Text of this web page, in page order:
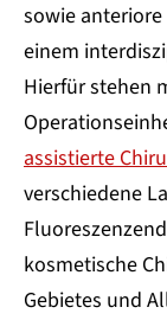
sowie
einem
Hierfür stehen
assistierte
verschiedene
kosmetische
Gebietes und